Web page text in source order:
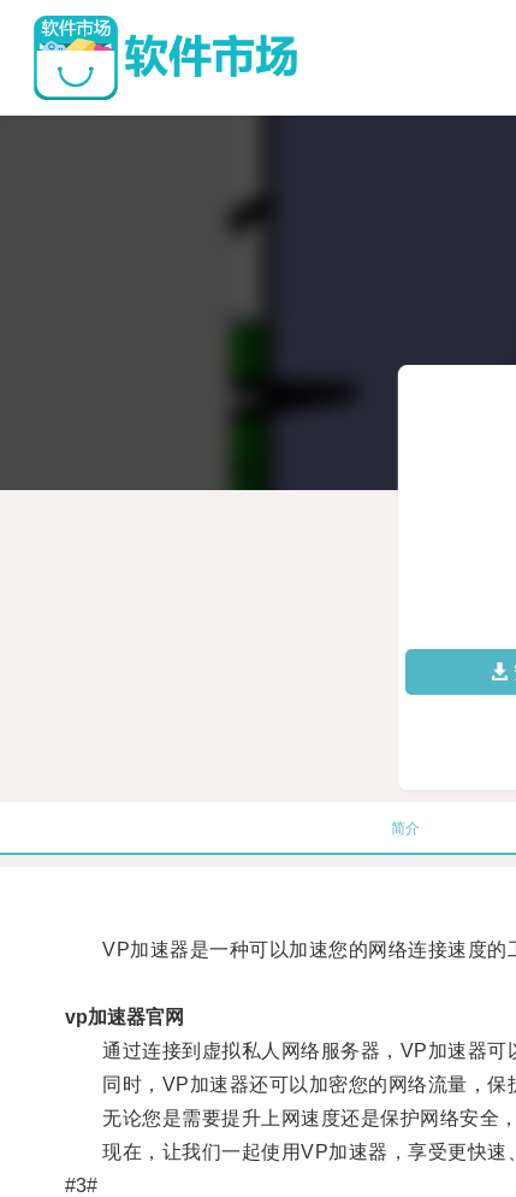
简介
VP加速器是一种可以加速您的网络连接速度的
vp加速器官网
通过连接到虚拟私人网络服务器，VP加速器可
同时，VP加速器还可以加密您的网络流量，保
无论您是需要提升上网速度还是保护网络安全，
现在，让我们一起使用VP加速器，享受更快速
#3#